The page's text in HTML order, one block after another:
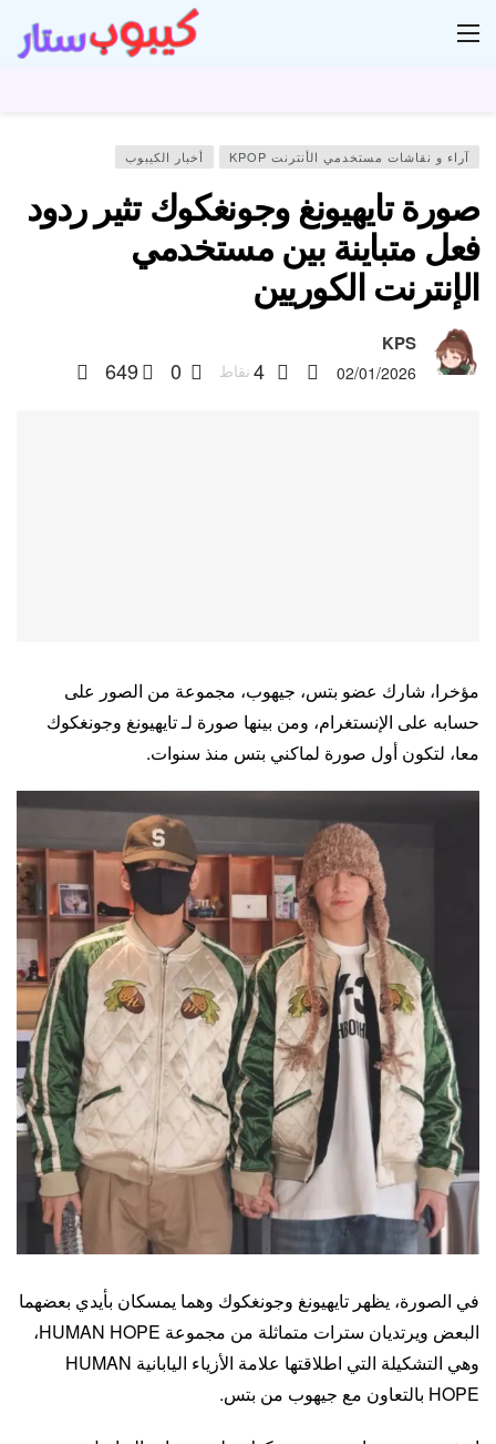
آراء و نقاشات مستخدمي الأنترنت KPOP أخبار الكيبوب
صورة تايهيونغ وجونغكوك تثير ردود
فعل متباينة بين مستخدمي
الإنترنت الكوريين
KPS
02/01/2026
4 نقاط 0
649
مؤخرا، شارك عضو بتس، جيهوب، مجموعة من الصور على
حسابه على الإنستغرام، ومن بينها صورة لـ تايهيونغ وجونغكوك
معا، لتكون أول صورة لماكني بتس منذ سنوات.
في الصورة، يظهر تايهيونغ وجونغكوك وهما يمسكان بأيدي بعضهما
البعض ويرتديان سترات متماثلة من مجموعة HUMAN HOPE،
وهي التشكيلة التي اطلاقتها علامة الأزياء اليابانية HUMAN
HOPE بالتعاون مع جيهوب من بتس.